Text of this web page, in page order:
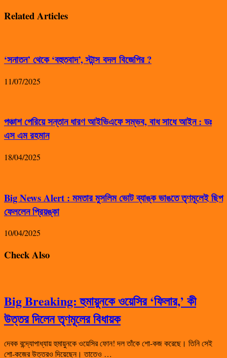
Related Articles
‘সনাতন’ থেকে ‘বহুতবাদ’, স্টান্স বদল বিজেপির ?
11/07/2025
পঞ্চাশ পেরিয়ে সন্তান ধারণ আইভিএফে সম্ভব, বাধ সাধে আইন : ডঃ
এস এম রহমান
18/04/2025
Big News Alert : মমতার মুসলিম ভোট ব্যাঙ্ক ভাঙতে তৃণমূলেই ছিপ
ফেললেন প্রিয়ঙ্কা
10/04/2025
Check Also
Big Breaking: হুমায়ুনকে ওয়েসির ‘ফিলার,’ কী
উত্তর দিলেন তৃণমূলের বিধায়ক
দেবক বন্দ্যোপাধ্যায় হুমায়ুনকে ওয়েসির ফোন! দল তাঁকে শো-কজ করেছে। তিনি সেই
শো-কজের উত্তরও দিয়েছেন। তাতেও …